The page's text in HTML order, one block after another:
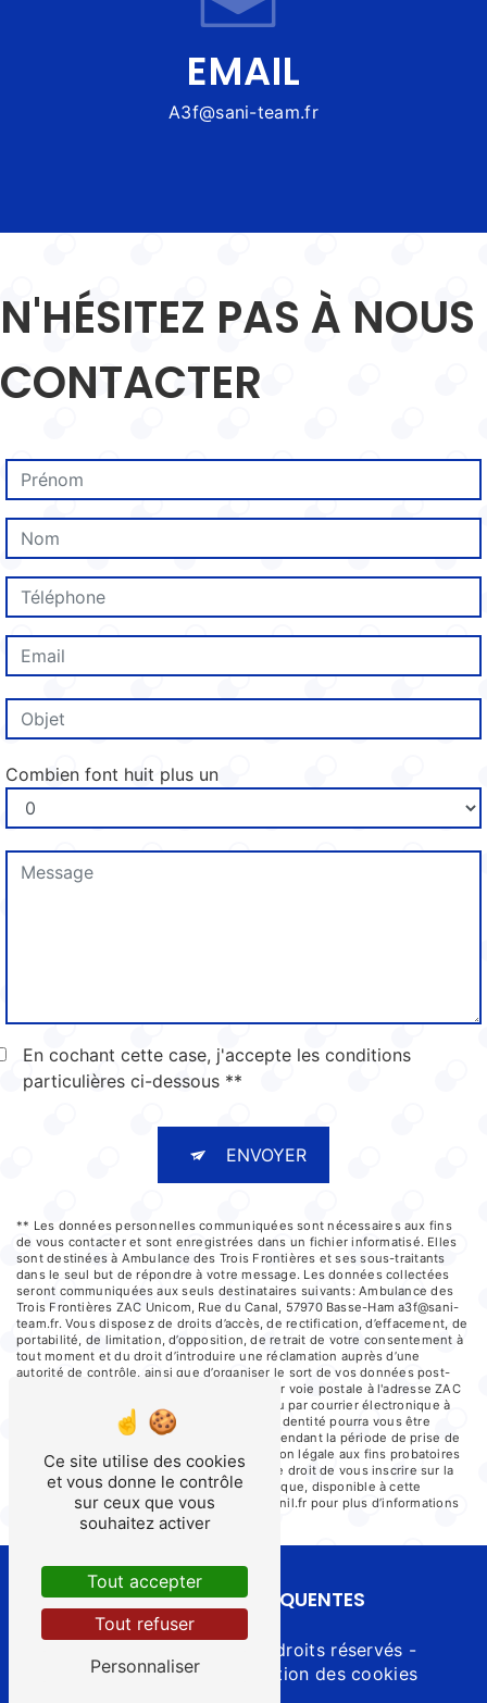
EMAIL
a3f@sani-team.fr
N'HÉSITEZ PAS À NOUS
CONTACTER
Combien font huit plus un
En cochant cette case, j'accepte les conditions
particulières ci-dessous **
ENVOYER
** Les données personnelles communiquées sont nécessaires aux fins
de vous contacter et sont enregistrées dans un fichier informatisé. Elles
sont destinées à Ambulance des Trois Frontières et ses sous-traitants
dans le seul but de répondre à votre message. Les données collectées
seront communiquées aux seuls destinataires suivants: Ambulance des
Trois Frontières ZAC Unicom, Rue du Canal, 57970 Basse-Ham a3f@sani-
team.fr. Vous disposez de droits d’accès, de rectification, d’effacement, de
portabilité, de limitation, d’opposition, de retrait de votre consentement à
tout moment et du droit d’introduire une réclamation auprès d’une
autorité de contrôle, ainsi que d’organiser le sort de vos données post-
mortem. Vous pouvez exercer ces droits par voie postale à l'adresse ZAC
Unicom, Rue du Canal, 57970 Basse-Ham ou par courrier électronique à
l'adresse a3f@sani-team.fr. Un justificatif d'identité pourra vous être
demandé. Nous conservons vos données pendant la période de prise de
contact puis pendant la durée de prescription légale aux fins probatoires
et de gestion des contentieux. Vous avez le droit de vous inscrire sur la
liste d'opposition au démarchage téléphonique, disponible à cette
Bloctel.gouv.fr. Consultez le site cnil.fr pour plus d’informations
sur vos droits.
RECHERCHES FRÉQUENTES
- 2026 - Tous droits réservés -
Mentions légales
Gestion des cookies
Ce site utilise des cookies
et vous donne le contrôle
sur ceux que vous
souhaitez activer
Tout accepter
Tout refuser
Personnaliser